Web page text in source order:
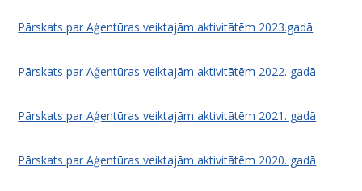
Pārskats par Aģentūras veiktajām aktivitātēm 2023.gadā
Pārskats par Aģentūras veiktajām aktivitātēm 2022. gadā
Pārskats par Aģentūras veiktajām aktivitātēm 2021. gadā
Pārskats par Aģentūras veiktajām aktivitātēm 2020. gadā